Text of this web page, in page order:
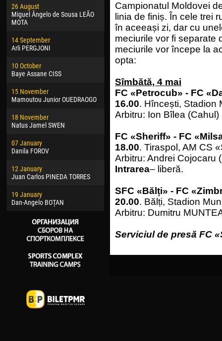
26 August
Miguel Ângelo de Sousa LEÃO
MOTA
14 September
Arli PERGJONI
10 October
Baye Assane CISS
15 November
Mamoutou Junior OUEDRAOGO
18 November
Natus Jamel SWEN
07 January
Danila FOROV
12 January
Juan Carlos PINEDA TORRES
19 January
Dan-Angelo BOȚAN
30 January
Dhoraso Moreo KLAS
24 February
Vladislav COSTIN
02 March
Veaceslav COZMA
09 March
Emmanuel AFETSE
20 March
Jayder Moreno ASPRILLA
22 March
Samba KONÉ
26 March
Vitor Hugo Morais de OLIVEIRA
28 March
Raí LOPES DE OLIVEIRA
04
13
24
28
10
15
Ivan
Campionatul Moldovei
linia de finiș. În cele trei
în aceeași zi, dar cu
meciurile vor fi separate
meciurile vor începe la
opta:
Sîmbătă, 4 mai
FC «Petrocub» - FC
16.00. Hîncești, Stadion
Arbitru: Ion Bîlea (Cahul)
FC «Sheriff» - FC
18.00. Tiraspol, AM CS
Arbitru: Andrei Cojocaru
Intrarea– liberă.
SFC «Bălți» - FC
20.00. Bălți, Stadion
Arbitru: Dumitru
Serviciul de presă FC